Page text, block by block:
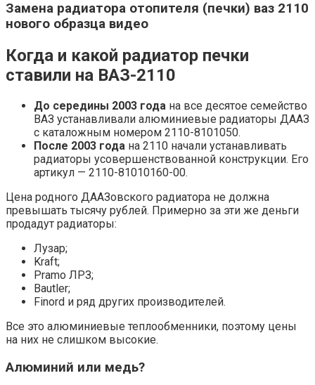
Замена радиатора отопителя (печки) ваз 2110
нового образца видео
Когда и какой радиатор печки
ставили на ВАЗ-2110
До середины 2003 года на все десятое семейство
ВАЗ устанавливали алюминиевые радиаторы ДААЗ
с каталожным номером 2110-8101050.
После 2003 года на 2110 начали устанавливать
радиаторы усовершенствованной конструкции. Его
артикул — 2110-81010160-00.
Цена родного ДААЗовского радиатора не должна
превышать тысячу рублей. Примерно за эти же деньги
продадут радиаторы:
Лузар;
Kraft;
Pramo ЛРЗ;
Bautler;
Finord и ряд других производителей.
Все это алюминиевые теплообменники, поэтому цены
на них не слишком высокие.
Алюминий или медь?